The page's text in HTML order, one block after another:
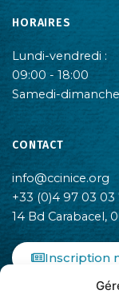
HORAIRES
Lundi-vendredi :
09:00 - 18:00
Samedi-
CONTACT
info@ccinice.org
+33 (0)4 97 03 03
14 Bd Carabacel,
Inscription